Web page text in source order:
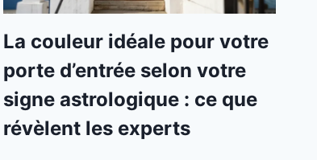
La couleur idéale pour votre
porte d’entrée selon votre
signe astrologique : ce que
révèlent les experts